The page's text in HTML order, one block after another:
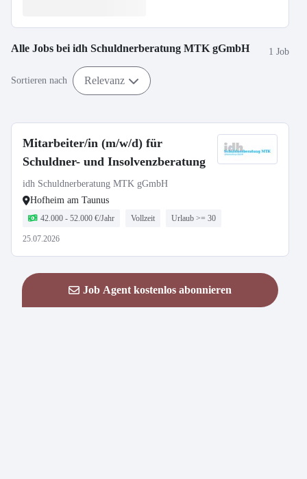
Alle Jobs bei idh Schuldnerberatung MTK gGmbH 1 Job
Sortieren nach Relevanz
Mitarbeiter/in (m/w/d) für
Schuldner- und Insolvenzberatung
idh Schuldnerberatung MTK gGmbH
Hofheim am Taunus
42.000 - 52.000 €/Jahr Vollzeit Urlaub >= 30
25.07.2026
Job Agent kostenlos abonnieren